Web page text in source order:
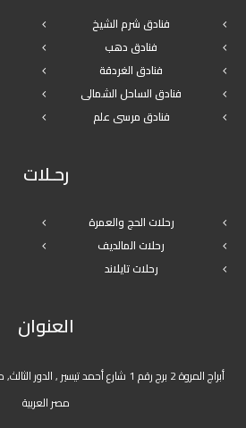
فنادق شرم الشيخ
فنادق دهب
فنادق الغردقة
فنادق الساحل الشمالى
فنادق مرسى علم
رحـلات
رحلات الحج والعمرة
رحلات المالديف
رحلات تايلاند
العنوان
أبراج المروة 2 برج رقم 1 شارع أحمد
مصر العربية